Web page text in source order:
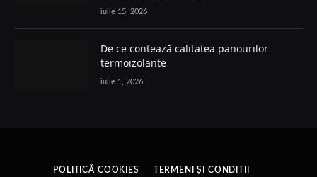
iulie 15, 2026
De ce contează calitatea panourilor
termoizolante
iulie 1, 2026
POLITICĂ COOKIES TERMENI ȘI CONDIȚII